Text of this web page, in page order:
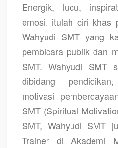
Energik, lucu,
emosi, itulah ciri khas
Wahyudi SMT yang
pembicara publik dan
SMT. Wahyudi SMT
dibidang
motivasi
SMT (Spiritual
SMT, Wahyudi SMT
Trainer di Akademi